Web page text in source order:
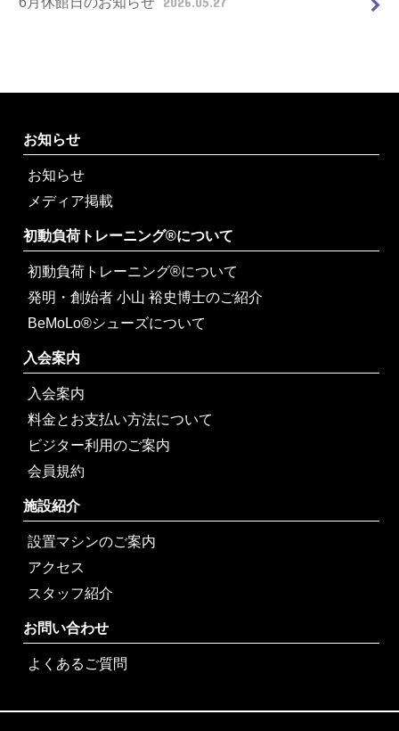
お知らせ
お知らせ
メディア掲載
初動負荷トレーニング®について
初動負荷トレーニング®について
発明・創始者 小山 裕史博士のご紹介
BeMoLo®シューズについて
入会案内
入会案内
料金とお支払い方法について
ビジター利用のご案内
会員規約
施設紹介
設置マシンのご案内
アクセス
スタッフ紹介
お問い合わせ
よくあるご質問